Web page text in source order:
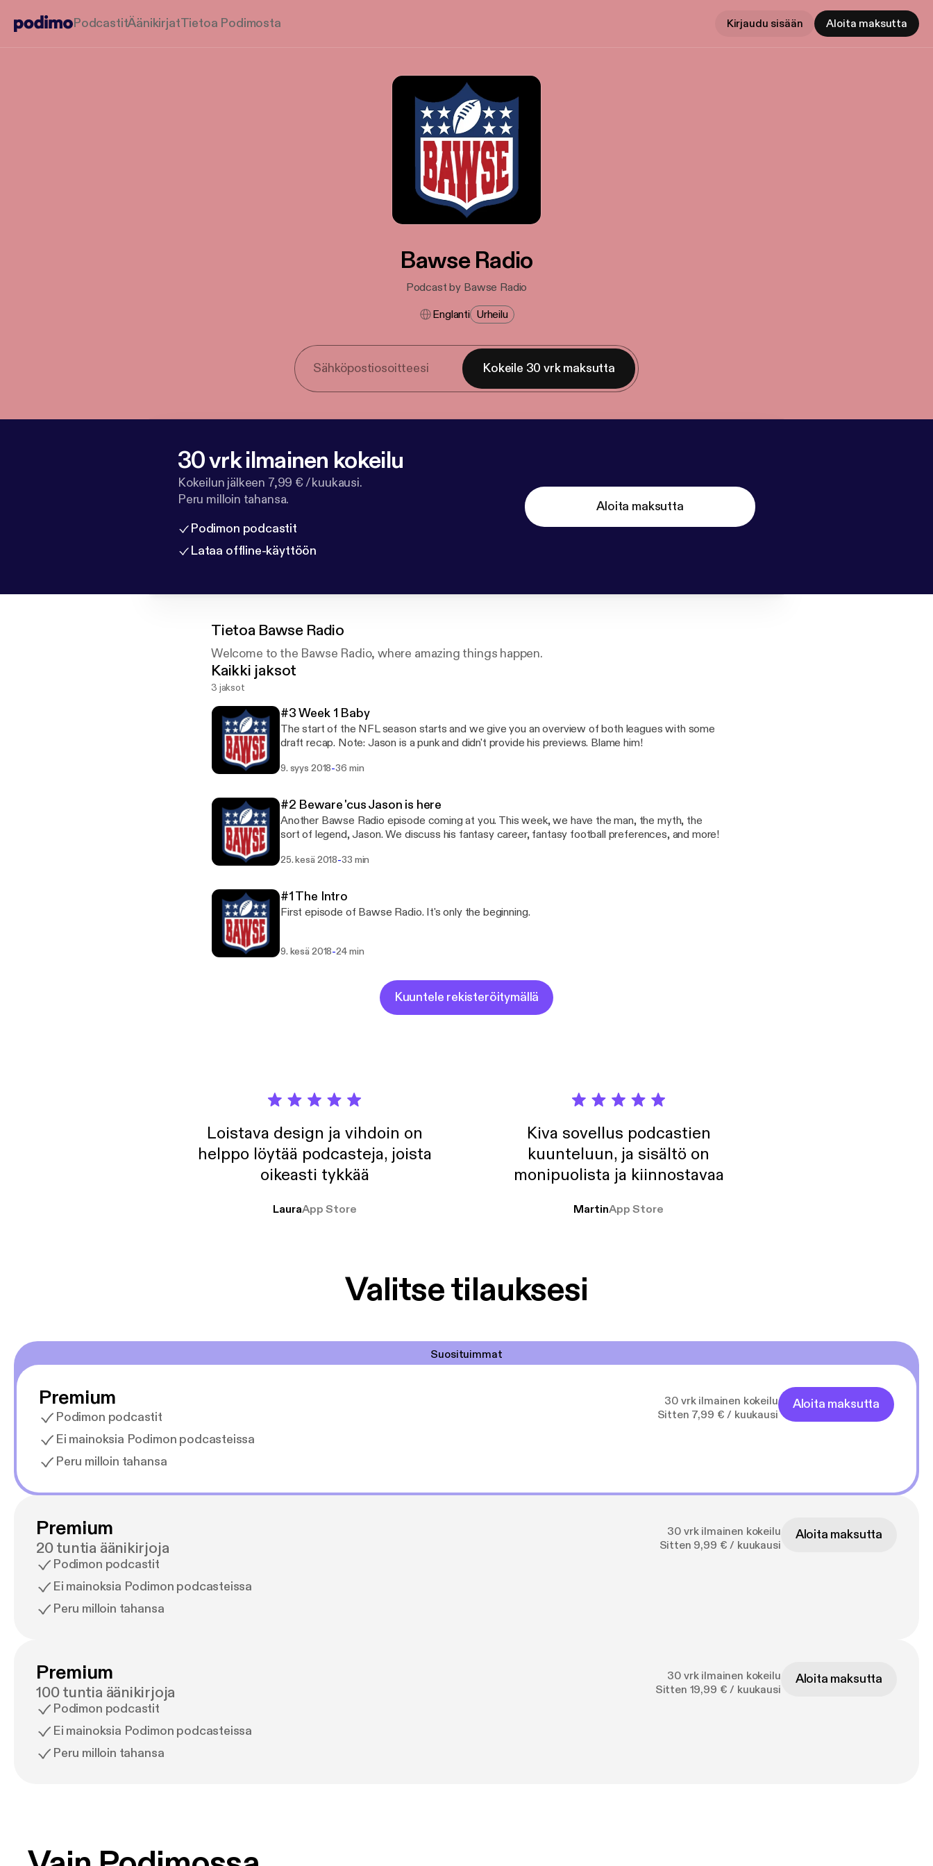
PodcastitÄänikirjatTietoa Podimosta Kirjaudu sisään Aloita maksutta
Bawse Radio
Podcast by Bawse Radio
Englanti Urheilu
Kokeile 30 vrk maksutta
30 vrk ilmainen kokeilu
Kokeilun jälkeen 7,99 € / kuukausi.
Peru milloin tahansa.
Podimon podcastit
Lataa offline-käyttöön
Aloita maksutta
Tietoa Bawse Radio
Welcome to the Bawse Radio, where amazing things happen.
Kaikki jaksot
3 jaksot
#3 Week 1 Baby
The start of the NFL season starts and we give you an overview of both leagues with some
draft recap. Note: Jason is a punk and didn't provide his previews. Blame him!
9. syys 2018-36 min
#2 Beware 'cus Jason is here
Another Bawse Radio episode coming at you. This week, we have the man, the myth, the
sort of legend, Jason. We discuss his fantasy career, fantasy football preferences, and more!
25. kesä 2018-33 min
#1 The Intro
First episode of Bawse Radio. It's only the beginning.
9. kesä 2018-24 min
Kuuntele rekisteröitymällä
Loistava design ja vihdoin on
helppo löytää podcasteja, joista
oikeasti tykkää
LauraApp Store
Kiva sovellus podcastien
kuunteluun, ja sisältö on
monipuolista ja kiinnostavaa
MartinApp Store
Valitse tilauksesi
Suosituimmat
Premium
Podimon podcastit
Ei mainoksia Podimon podcasteissa
Peru milloin tahansa
30 vrk ilmainen kokeilu
Sitten 7,99 € / kuukausi
Aloita maksutta
Premium
20 tuntia äänikirjoja
Podimon podcastit
Ei mainoksia Podimon podcasteissa
Peru milloin tahansa
30 vrk ilmainen kokeilu
Sitten 9,99 € / kuukausi
Aloita maksutta
Premium
100 tuntia äänikirjoja
Podimon podcastit
Ei mainoksia Podimon podcasteissa
Peru milloin tahansa
30 vrk ilmainen kokeilu
Sitten 19,99 € / kuukausi
Aloita maksutta